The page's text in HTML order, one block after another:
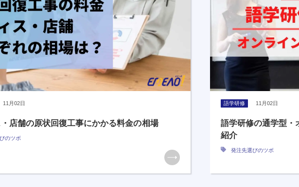
11月02日
店舗の原状回復工事にかかる料金の相場
のツボ
語学研修 11月02日
語学研修の通学型・
紹介
発注先選びのツボ